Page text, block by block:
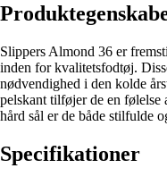
Slippers Almond 36 er
inden for kvalitetsfodtøj.
nødvendighed i den kolde
pelskant tilføjer de en
hård sål er de både stilfulde
Specifikationer